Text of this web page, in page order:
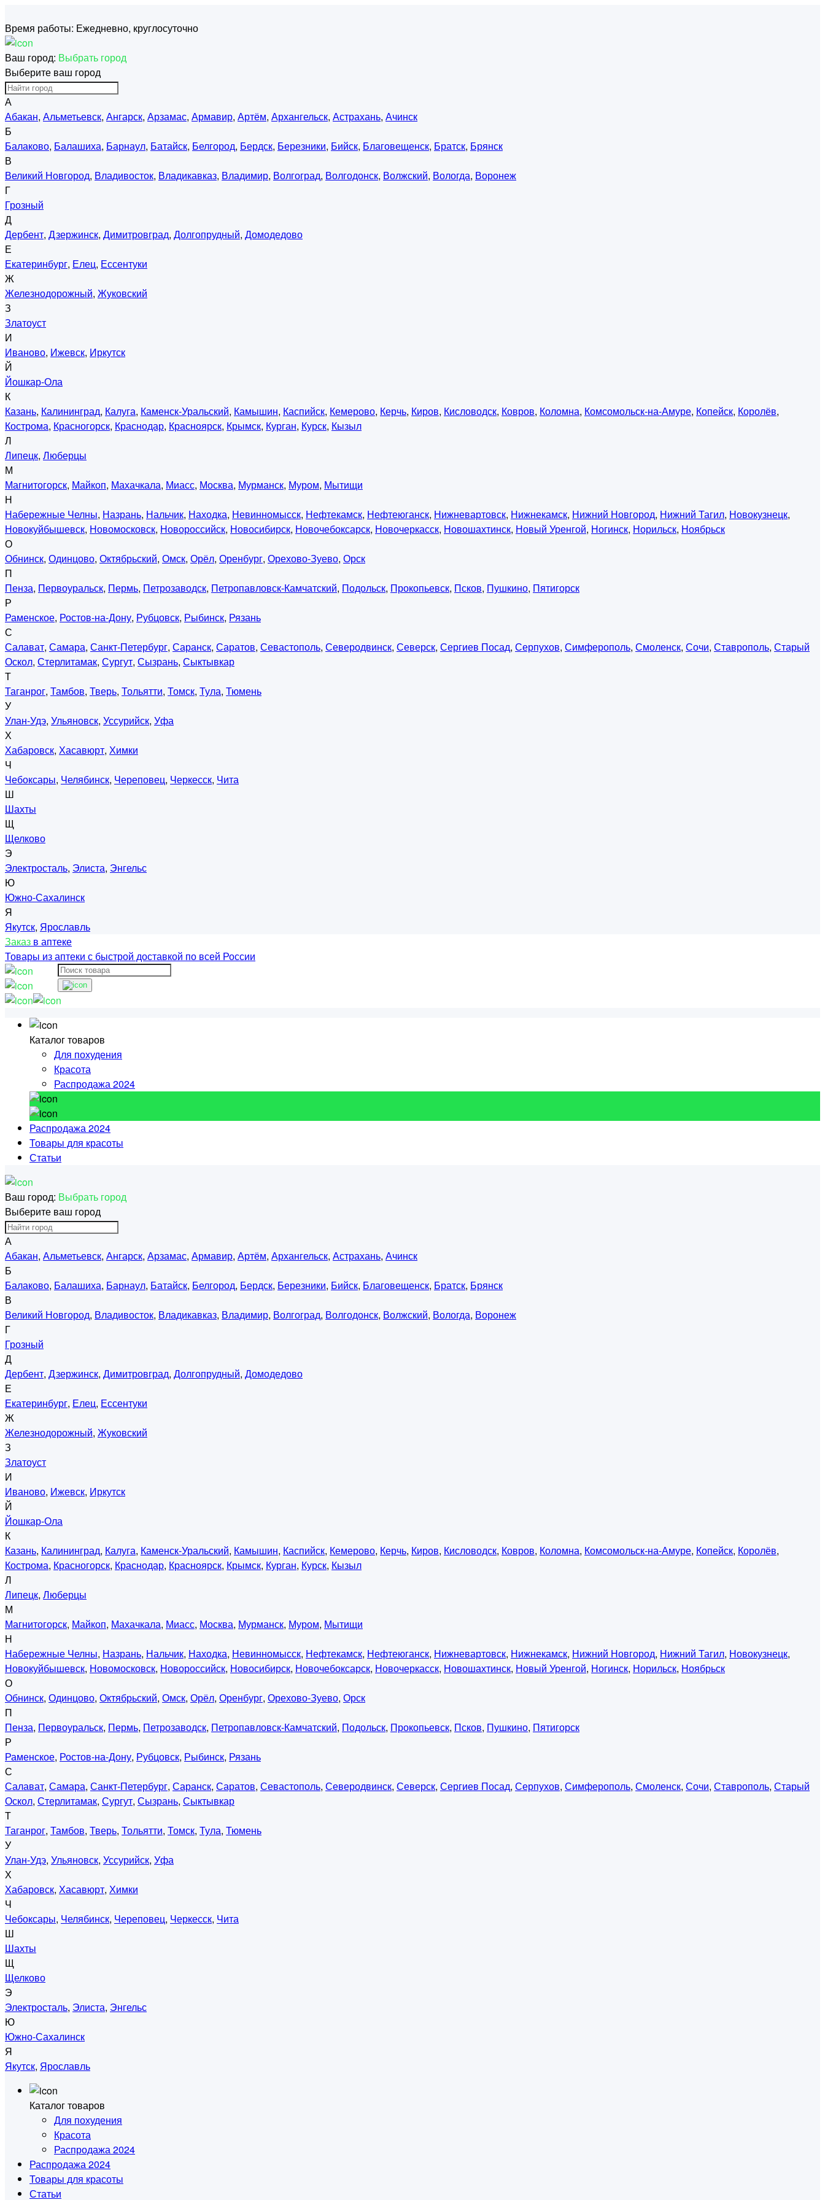
Время работы: Ежедневно, круглосуточно
Ваш город: Выбрать город
Выберите ваш город
А
Абакан, Альметьевск, Ангарск, Арзамас, Армавир, Артём, Архангельск, Астрахань, Ачинск
Б
Балаково, Балашиха, Барнаул, Батайск, Белгород, Бердск, Березники, Бийск, Благовещенск, Братск, Брянск
В
Великий Новгород, Владивосток, Владикавказ, Владимир, Волгоград, Волгодонск, Волжский, Вологда, Воронеж
Г
Грозный
Д
Дербент, Дзержинск, Димитровград, Долгопрудный, Домодедово
Е
Екатеринбург, Елец, Ессентуки
Ж
Железнодорожный, Жуковский
З
Златоуст
И
Иваново, Ижевск, Иркутск
Й
Йошкар-Ола
К
Казань, Калининград, Калуга, Каменск-Уральский, Камышин, Каспийск, Кемерово, Керчь, Киров, Кисловодск, Ковров, Коломна, Комсомольск-на-Амуре, Копейск, Королёв,
Кострома, Красногорск, Краснодар, Красноярск, Крымск, Курган, Курск, Кызыл
Л
Липецк, Люберцы
М
Магнитогорск, Майкоп, Махачкала, Миасс, Москва, Мурманск, Муром, Мытищи
Н
Набережные Челны, Назрань, Нальчик, Находка, Невинномысск, Нефтекамск, Нефтеюганск, Нижневартовск, Нижнекамск, Нижний Новгород, Нижний Тагил, Новокузнецк,
Новокуйбышевск, Новомосковск, Новороссийск, Новосибирск, Новочебоксарск, Новочеркасск, Новошахтинск, Новый Уренгой, Ногинск, Норильск, Ноябрьск
О
Обнинск, Одинцово, Октябрьский, Омск, Орёл, Оренбург, Орехово-Зуево, Орск
П
Пенза, Первоуральск, Пермь, Петрозаводск, Петропавловск-Камчатский, Подольск, Прокопьевск, Псков, Пушкино, Пятигорск
Р
Раменское, Ростов-на-Дону, Рубцовск, Рыбинск, Рязань
С
Салават, Самара, Санкт-Петербург, Саранск, Саратов, Севастополь, Северодвинск, Северск, Сергиев Посад, Серпухов, Симферополь, Смоленск, Сочи, Ставрополь, Старый
Оскол, Стерлитамак, Сургут, Сызрань, Сыктывкар
Т
Таганрог, Тамбов, Тверь, Тольятти, Томск, Тула, Тюмень
У
Улан-Удэ, Ульяновск, Уссурийск, Уфа
Х
Хабаровск, Хасавюрт, Химки
Ч
Чебоксары, Челябинск, Череповец, Черкесск, Чита
Ш
Шахты
Щ
Щелково
Э
Электросталь, Элиста, Энгельс
Ю
Южно-Сахалинск
Я
Якутск, Ярославль
Заказ в аптеке
Товары из аптеки с быстрой доставкой по всей России
Каталог товаров
Для похудения
Красота
Распродажа 2024
Распродажа 2024
Товары для красоты
Статьи
Ваш город: Выбрать город
Выберите ваш город
А
Абакан, Альметьевск, Ангарск, Арзамас, Армавир, Артём, Архангельск, Астрахань, Ачинск
Б
Балаково, Балашиха, Барнаул, Батайск, Белгород, Бердск, Березники, Бийск, Благовещенск, Братск, Брянск
В
Великий Новгород, Владивосток, Владикавказ, Владимир, Волгоград, Волгодонск, Волжский, Вологда, Воронеж
Г
Грозный
Д
Дербент, Дзержинск, Димитровград, Долгопрудный, Домодедово
Е
Екатеринбург, Елец, Ессентуки
Ж
Железнодорожный, Жуковский
З
Златоуст
И
Иваново, Ижевск, Иркутск
Й
Йошкар-Ола
К
Казань, Калининград, Калуга, Каменск-Уральский, Камышин, Каспийск, Кемерово, Керчь, Киров, Кисловодск, Ковров, Коломна, Комсомольск-на-Амуре, Копейск, Королёв,
Кострома, Красногорск, Краснодар, Красноярск, Крымск, Курган, Курск, Кызыл
Л
Липецк, Люберцы
М
Магнитогорск, Майкоп, Махачкала, Миасс, Москва, Мурманск, Муром, Мытищи
Н
Набережные Челны, Назрань, Нальчик, Находка, Невинномысск, Нефтекамск, Нефтеюганск, Нижневартовск, Нижнекамск, Нижний Новгород, Нижний Тагил, Новокузнецк,
Новокуйбышевск, Новомосковск, Новороссийск, Новосибирск, Новочебоксарск, Новочеркасск, Новошахтинск, Новый Уренгой, Ногинск, Норильск, Ноябрьск
О
Обнинск, Одинцово, Октябрьский, Омск, Орёл, Оренбург, Орехово-Зуево, Орск
П
Пенза, Первоуральск, Пермь, Петрозаводск, Петропавловск-Камчатский, Подольск, Прокопьевск, Псков, Пушкино, Пятигорск
Р
Раменское, Ростов-на-Дону, Рубцовск, Рыбинск, Рязань
С
Салават, Самара, Санкт-Петербург, Саранск, Саратов, Севастополь, Северодвинск, Северск, Сергиев Посад, Серпухов, Симферополь, Смоленск, Сочи, Ставрополь, Старый
Оскол, Стерлитамак, Сургут, Сызрань, Сыктывкар
Т
Таганрог, Тамбов, Тверь, Тольятти, Томск, Тула, Тюмень
У
Улан-Удэ, Ульяновск, Уссурийск, Уфа
Х
Хабаровск, Хасавюрт, Химки
Ч
Чебоксары, Челябинск, Череповец, Черкесск, Чита
Ш
Шахты
Щ
Щелково
Э
Электросталь, Элиста, Энгельс
Ю
Южно-Сахалинск
Я
Якутск, Ярославль
Каталог товаров
Для похудения
Красота
Распродажа 2024
Распродажа 2024
Товары для красоты
Статьи